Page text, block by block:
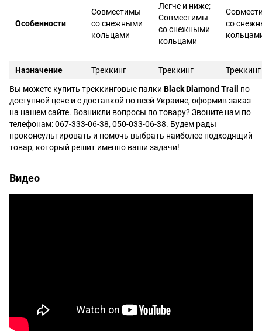
Особенности
Совместимы
со снежными
кольцами
Легче и ниже;
Совместимы
со снежными
кольцами
со
Назначение Треккинг Треккинг
Треккинг
Вы можете купить треккинговые палки Black Diamond Trail по
доступной цене и с доставкой по всей Украине, оформив заказ
на нашем сайте. Возникли вопросы по товару? Звоните нам по
телефонам: 067-333-06-38, 050-033-06-38. Будем рады
проконсультировать и помочь выбрать наиболее подходящий
товар, который решит именно ваши задачи!
Видео